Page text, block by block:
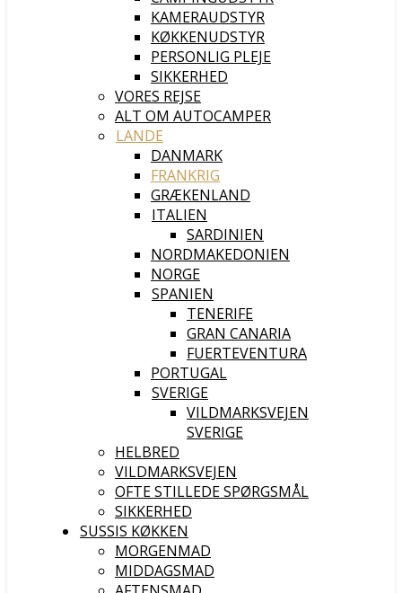
KAMERAUDSTYR
KØKKENUDSTYR
PERSONLIG PLEJE
SIKKERHED
VORES REJSE
ALT OM AUTOCAMPER
LANDE
DANMARK
FRANKRIG
GRÆKENLAND
ITALIEN
SARDINIEN
NORDMAKEDONIEN
NORGE
SPANIEN
TENERIFE
GRAN CANARIA
FUERTEVENTURA
PORTUGAL
SVERIGE
VILDMARKSVEJEN
SVERIGE
HELBRED
VILDMARKSVEJEN
OFTE STILLEDE SPØRGSMÅL
SIKKERHED
SUSSIS KØKKEN
MORGENMAD
MIDDAGSMAD